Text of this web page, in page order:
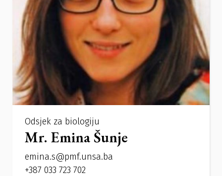
Odsjek za biologiju
Mr. Emina Šunje
emina.s@pmf.unsa.ba
+387 033 723 702